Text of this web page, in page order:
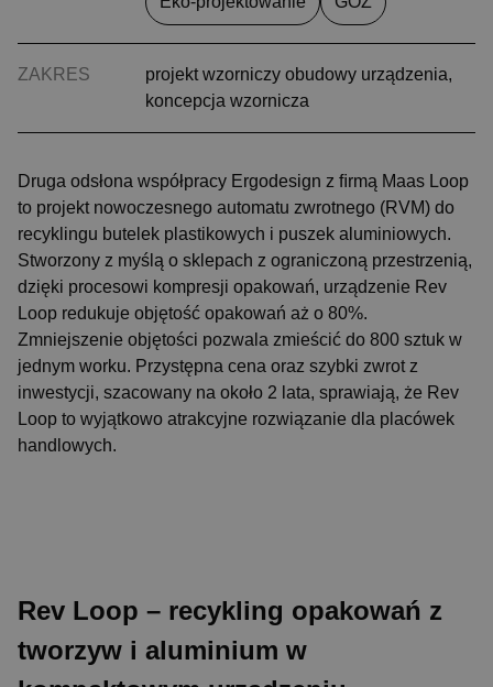
ZAKRES
projekt wzorniczy obudowy urządzenia,
koncepcja wzornicza
Druga odsłona współpracy Ergodesign z ﬁrmą Maas Loop
to projekt nowoczesnego automatu zwrotnego (RVM) do
recyklingu butelek plastikowych i puszek aluminiowych.
Stworzony z myślą o sklepach z ograniczoną przestrzenią,
dzięki procesowi kompresji opakowań, urządzenie Rev
Loop redukuje objętość opakowań aż o 80%.
Zmniejszenie objętości pozwala zmieścić do 800 sztuk w
jednym worku. Przystępna cena oraz szybki zwrot z
inwestycji, szacowany na około 2 lata, sprawiają, że Rev
Loop to wyjątkowo atrakcyjne rozwiązanie dla placówek
handlowych.
Rev Loop – recykling opakowań z
tworzyw i aluminium w